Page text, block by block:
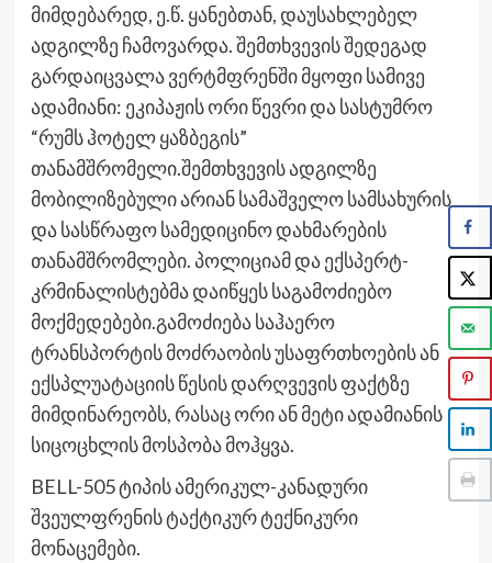
მიმდებარედ, ე.წ. ყანებთან, დაუსახლებელ
ადგილზე ჩამოვარდა. შემთხვევის შედეგად
გარდაიცვალა ვერტმფრენში მყოფი სამივე
ადამიანი: ეკიპაჟის ორი წევრი და სასტუმრო
“რუმს ჰოტელ ყაზბეგის”
თანამშრომელი.შემთხვევის ადგილზე
მობილიზებული არიან სამაშველო სამსახურის
და სასწრაფო სამედიცინო დახმარების
თანამშრომლები. პოლიციამ და ექსპერტ-
კრმინალისტებმა დაიწყეს საგამოძიებო
მოქმედებები.გამოძიება საჰაერო
ტრანსპორტის მოძრაობის უსაფრთხოების ან
ექსპლუატაციის წესის დარღვევის ფაქტზე
მიმდინარეობს, რასაც ორი ან მეტი ადამიანის
სიცოცხლის მოსპობა მოჰყვა.
BELL-505 ტიპის ამერიკულ-კანადური
შვეულფრენის ტაქტიკურ ტექნიკური
მონაცემები.